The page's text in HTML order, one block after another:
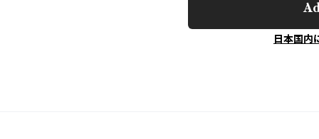
日本国内